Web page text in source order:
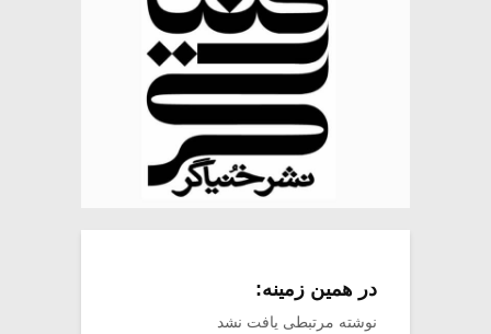
در همین زمینه:
نوشته مرتبطی یافت نشد